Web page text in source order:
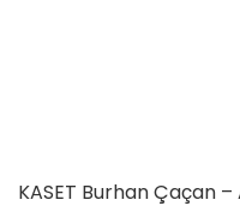
KASET Burhan Çaçan